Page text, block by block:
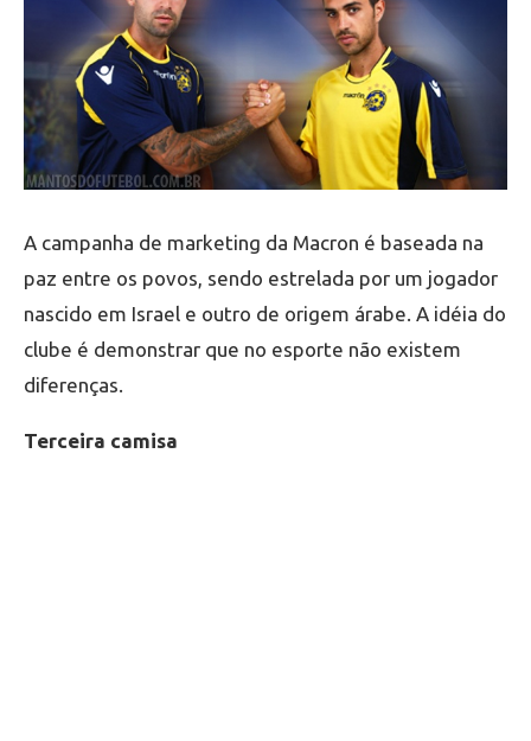
A campanha de marketing da Macron é baseada na
paz entre os povos, sendo estrelada por um jogador
nascido em Israel e outro de origem árabe. A idéia do
clube é demonstrar que no esporte não existem
diferenças.
Terceira camisa